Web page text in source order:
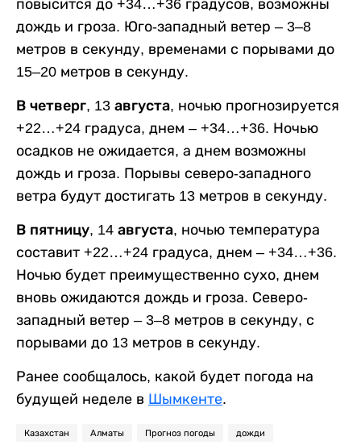
повысится до +34…+36 градусов, возможны
дождь и гроза. Юго-западный ветер – 3–8
метров в секунду, временами с порывами до
15–20 метров в секунду.
В четверг, 13 августа, ночью прогнозируется
+22…+24 градуса, днем – +34…+36. Ночью
осадков не ожидается, а днем возможны
дождь и гроза. Порывы северо-западного
ветра будут достигать 13 метров в секунду.
В пятницу, 14 августа, ночью температура
составит +22…+24 градуса, днем – +34…+36.
Ночью будет преимущественно сухо, днем
вновь ожидаются дождь и гроза. Северо-
западный ветер – 3–8 метров в секунду, с
порывами до 13 метров в секунду.
Ранее сообщалось, какой будет погода на
будущей неделе в Шымкенте.
Казахстан Алматы Прогноз погоды дожди